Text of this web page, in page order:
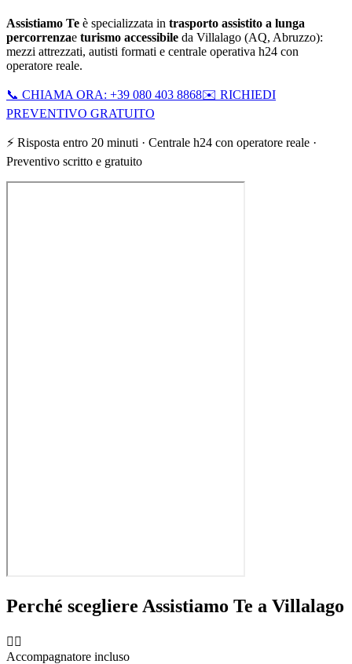
Assistiamo Te è specializzata in trasporto assistito a lunga
percorrenzae turismo accessibile da Villalago (AQ, Abruzzo):
mezzi attrezzati, autisti formati e centrale operativa h24 con
operatore reale.
📞 CHIAMA ORA: +39 080 403 8868✉️ RICHIEDI
PREVENTIVO GRATUITO
⚡ Risposta entro 20 minuti · Centrale h24 con operatore reale ·
Preventivo scritto e gratuito
Perché scegliere Assistiamo Te a Villalago
🧑‍⚕️
Accompagnatore incluso